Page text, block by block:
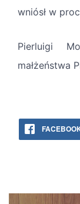
wniósł w
Pierluigi
małżeństwa